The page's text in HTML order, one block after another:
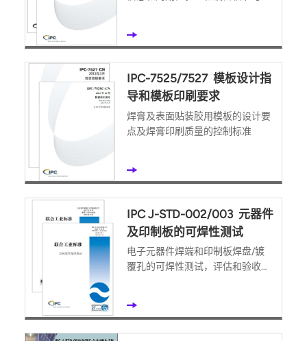
IPC-7525/7527 模板设计指
导和模板印刷要求
焊膏及表面贴装胶用模板的设计要
点及焊膏印刷质量的控制标准
IPC J-STD-002/003 元器件
及印制板的可焊性测试
电子元器件焊端和印制板焊盘/镀
覆孔的可焊性测试，评估和验收标